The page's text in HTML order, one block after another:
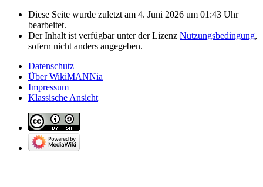
Diese Seite wurde zuletzt am 4. Juni 2026 um 01:43 Uhr
bearbeitet.
Der Inhalt ist verfügbar unter der Lizenz Nutzungsbedingung,
sofern nicht anders angegeben.
Datenschutz
Über WikiMANNia
Impressum
Klassische Ansicht